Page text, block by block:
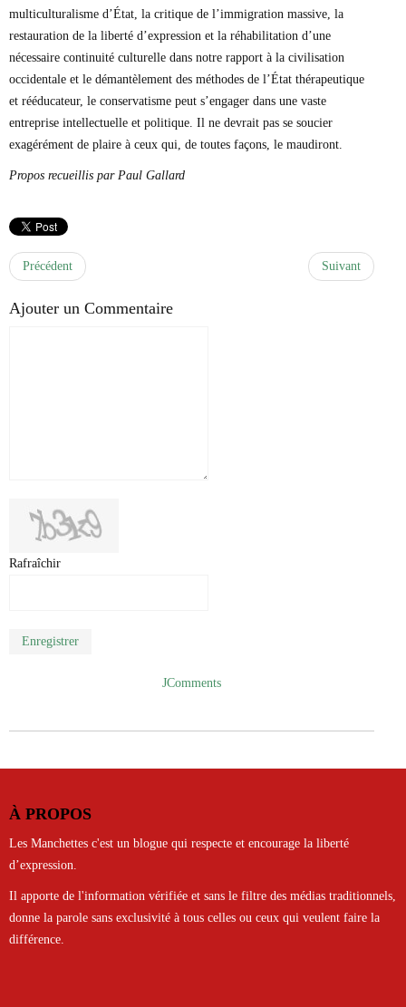
multiculturalisme d’État, la critique de l’immigration massive, la
restauration de la liberté d’expression et la réhabilitation d’une
nécessaire continuité culturelle dans notre rapport à la civilisation
occidentale et le démantèlement des méthodes de l’État thérapeutique
et rééducateur, le conservatisme peut s’engager dans une vaste
entreprise intellectuelle et politique. Il ne devrait pas se soucier
exagérément de plaire à ceux qui, de toutes façons, le maudiront.
Propos recueillis par Paul Gallard
Précédent Suivant
Ajouter un Commentaire
Rafraîchir
Enregistrer
JComments
À PROPOS
Les Manchettes c'est un blogue qui respecte et encourage la liberté
d’expression.
Il apporte de l'information vérifiée et sans le filtre des médias traditionnels,
donne la parole sans exclusivité à tous celles ou ceux qui veulent faire la
différence.